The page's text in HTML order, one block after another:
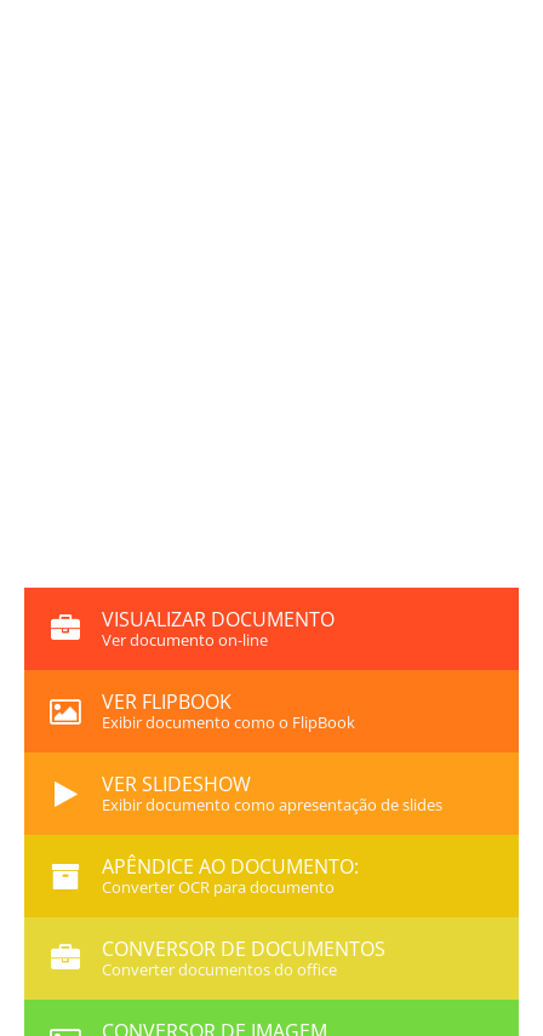
VISUALIZAR DOCUMENTO
Ver documento on-line
VER FLIPBOOK
Exibir documento como o FlipBook
VER SLIDESHOW
Exibir documento como apresentação de slides
APÊNDICE AO DOCUMENTO:
Converter OCR para documento
CONVERSOR DE DOCUMENTOS
Converter documentos do office